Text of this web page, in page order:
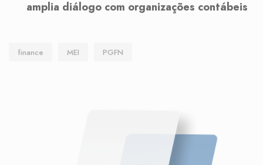
amplia diálogo com organizações contábeis
finance MEI PGFN